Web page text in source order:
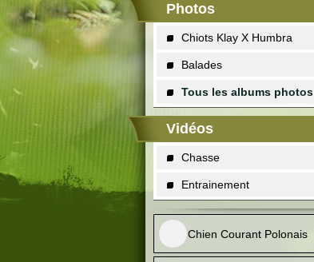
Photos
Chiots Klay X Humbra
Balades
Tous les albums photos
Vidéos
Chasse
Entrainement
Chien Courant Polonais